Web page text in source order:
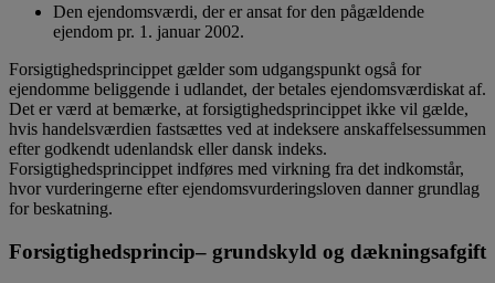
Den ejendomsværdi, der er ansat for den pågældende
ejendom pr. 1. januar 2002.
Forsigtighedsprincippet gælder som udgangspunkt også for
ejendomme beliggende i udlandet, der betales ejendomsværdiskat af.
Det er værd at bemærke, at forsigtighedsprincippet ikke vil gælde,
hvis handelsværdien fastsættes ved at indeksere anskaffelsessummen
efter godkendt udenlandsk eller dansk indeks.
Forsigtighedsprincippet indføres med virkning fra det indkomstår,
hvor vurderingerne efter ejendomsvurderingsloven danner grundlag
for beskatning.
Forsigtighedsprincip– grundskyld og dækningsafgift